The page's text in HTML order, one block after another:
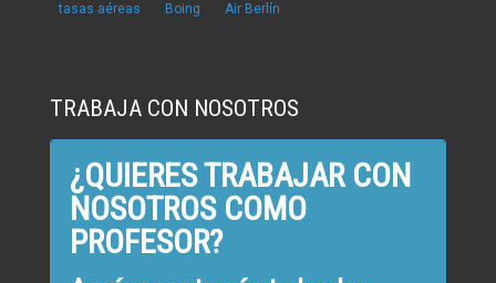
tasas aéreas Boing Air Berlín
TRABAJA CON NOSOTROS
¿QUIERES TRABAJAR CON
NOSOTROS COMO
PROFESOR?